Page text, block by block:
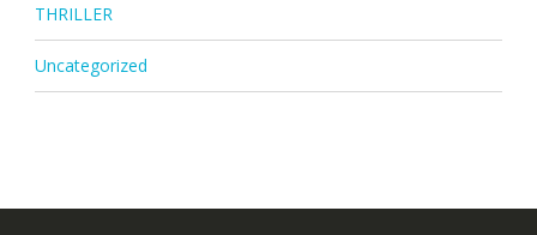
THRILLER
Uncategorized